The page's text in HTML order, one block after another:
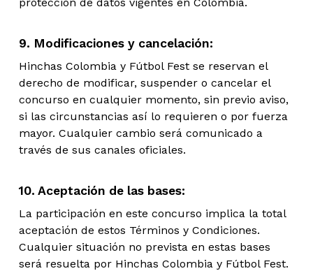
9. Modificaciones y cancelación:
Hinchas Colombia y Fútbol Fest se reservan el
derecho de modificar, suspender o cancelar el
concurso en cualquier momento, sin previo aviso,
si las circunstancias así lo requieren o por fuerza
mayor. Cualquier cambio será comunicado a
través de sus canales oficiales.
10. Aceptación de las bases:
La participación en este concurso implica la total
aceptación de estos Términos y Condiciones.
Cualquier situación no prevista en estas bases
será resuelta por Hinchas Colombia y Fútbol Fest.